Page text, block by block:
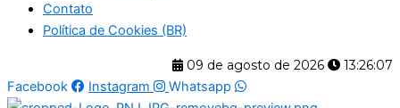
Contato
Política de Cookies (BR)
09 de agosto de 2026
13:26:08
Facebook
Instagram Whatsapp